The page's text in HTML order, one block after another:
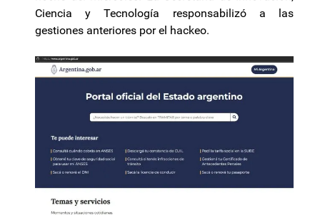
Ciencia y Tecnología responsabilizó a las
gestiones anteriores por el hackeo.